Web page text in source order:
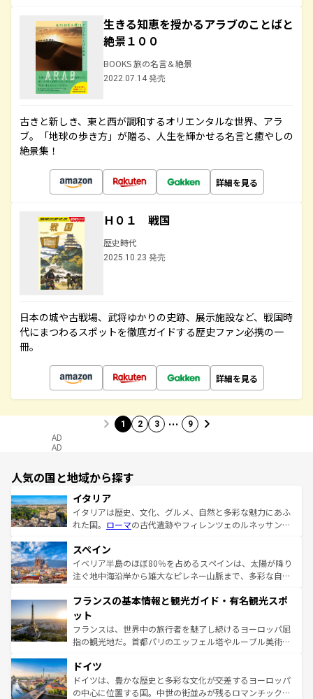
生きる知恵を授かるアラブのことばと
絶景１００
BOOKS 旅の名言＆絶景
2022.07.14 発売
古きと新しき、東と西が調和するオリエンタルな世界、アラ
ブ。「地球の歩き方」が贈る、人生を輝かせる名言と癒やしの
絶景集！
詳細を見る
Ｈ０１ 戦国
歴史時代
2025.10.23 発売
日本の城や古戦場、武将ゆかりの史跡、展示施設など、戦国時
代にまつわるスポットを徹底ガイドする歴史ファン必携の一
冊。
詳細を見る
1 2 3 … 9
AD
AD
人気の国と地域から探す
イタリア
イタリアは歴史、文化、グルメ、自然と多彩な魅力にあふ
れた国。 ローマの古代遺跡やフィレンツェのルネッサンス
ろん、トスカーナの美しい田園風景やアマルフィ海岸の絶
景など、自然景観も見逃せない。観光の合間には、本場の
ピザやパスタなど、絶品のイタリア料理を堪能することも
ませてくれるイタリアで、忘れられない旅をしてみよう！
なお、新着のイタリア情報は
しい。
スペイン
イベリア半島のほぼ80％を占めるスペインは、太陽が降り
注ぐ地中海沿岸から雄大なピレネー山脈まで、多彩な自然
文化が根付くこの国では、情熱的なフラメンコ、熱気あふ
れる闘牛、そして美味しいタパスが生活の一部となってい
る。首都マドリードの洗練された雰囲気や、バルセロナの
アートに溢れた街角から、地方では古代ローマ遺跡や中世
せる。地方によって風土や気候が異なるスペインはその個
性で訪れる人を魅了する。 なお、新着のスペイン情報は コ
ンテンツ一覧を参照してほしい。
フランスの基本情報と観光ガイド・有名観光スポ
ット
フランスは、世界中の旅行者を魅了し続けるヨーロッパ屈
指の観光地だ。首都パリのエッフェル塔やルーブル美術館
で、幅広い魅力が詰まっている。華麗な宮殿、歴史的な大
聖堂、美しいビーチ、そして豊かな自然が、訪れる者を心
から魅了する。また、フランスは美食の国としても知ら
ドイツ
ドイツは、豊かな歴史と多彩な文化が交差するヨーロッパ
の中心に位置する国。中世の街並みが残るロマンチック街